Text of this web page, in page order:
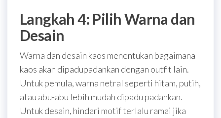
Langkah 4: Pilih Warna dan
Desain
Warna dan desain kaos menentukan bagaimana
kaos akan dipadupadankan dengan outfit lain.
Untuk pemula, warna netral seperti hitam, putih,
atau abu-abu lebih mudah dipadu padankan.
Untuk desain, hindari motif terlalu ramai jika